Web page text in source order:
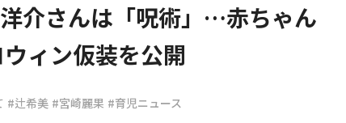
介さんは「呪術」…赤ちゃん
ィン仮装を公開
#辻希美 #宮崎麗果 #育児ニュース